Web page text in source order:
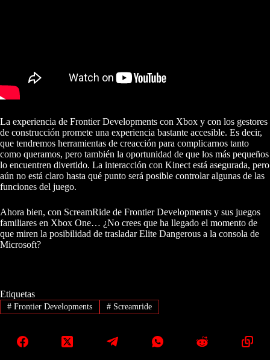
La experiencia de Frontier Developments con Xbox y con los gestores
de construcción promete una experiencia bastante accesible. Es decir,
que tendremos herramientas de creacción para complicarnos tanto
como queramos, pero también la oportunidad de que los más pequeños
lo encuentren divertido. La interacción con Kinect está asegurada, pero
aún no está claro hasta qué punto será posible controlar algunas de las
funciones del juego.
Ahora bien, con ScreamRide de Frontier Developments y sus juegos
familiares en Xbox One… ¿No crees que ha llegado el momento de
que miren la posibilidad de trasladar Elite Dangerous a la consola de
Microsoft?
Etiquetas
#Frontier Developments #Screamride